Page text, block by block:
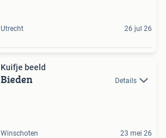
Utrecht 26 jul 26
Kuifje beeld
Bieden Details
Winschoten 23 mei 26